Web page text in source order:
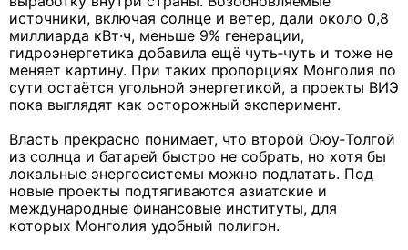
источники, включая солнце и ветер, дали около 0,8
миллиарда кВт·ч, меньше 9% генерации,
гидроэнергетика добавила ещё чуть‑чуть и тоже не
меняет картину. При таких пропорциях Монголия по
сути остаётся угольной энергетикой, а проекты ВИЭ
пока выглядят как осторожный эксперимент.
Власть прекрасно понимает, что второй Оюу‑Толгой
из солнца и батарей быстро не собрать, но хотя бы
локальные энергосистемы можно подлатать. Под
новые проекты подтягиваются азиатские и
международные финансовые институты, для
которых Монголия удобный полигон.